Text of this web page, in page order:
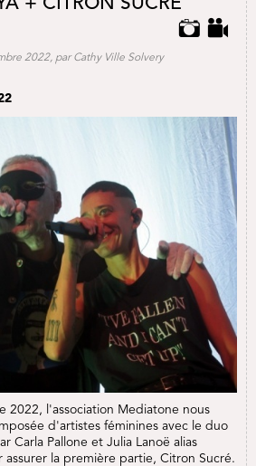
2022, par Cathy Ville Solvery
2022, l'association Mediatone nous
d'artistes féminines avec le duo
Carla Pallone et Julia Lanoë alias
assurer la première partie, Citron Sucré.